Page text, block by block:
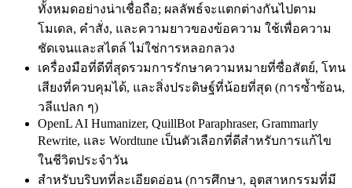
ทั้งหมดอย่างน่าเชื่อถือ; ผลลัพธ์จะแตกต่างกันไปตาม
โมเดล, คำสั่ง, และความยาวของข้อความ ใช้เพื่อความ
ชัดเจนและสไตล์ ไม่ใช่การหลอกลวง
เครื่องมือที่ดีที่สุดรวมการรักษาความหมายที่ซื่อสัตย์, โทน
เสียงที่ควบคุมได้, และสิ่งประดิษฐ์ที่น้อยที่สุด (การซ้ำซ้อน,
วลีแปลก ๆ)
OpenL AI Humanizer, QuillBot Paraphraser, Grammarly
Rewrite, และ Wordtune เป็นตัวเลือกที่ดีสำหรับการแก้ไข
ในชีวิตประจำวัน
สำหรับบริบทที่ละเอียดอ่อน (การศึกษา, อุตสาหกรรมที่มี